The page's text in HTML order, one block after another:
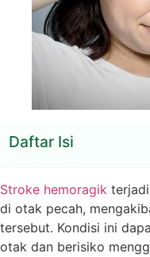
Daftar Isi
Stroke hemoragik
di otak pecah,
tersebut. Kondisi ini
otak dan berisiko